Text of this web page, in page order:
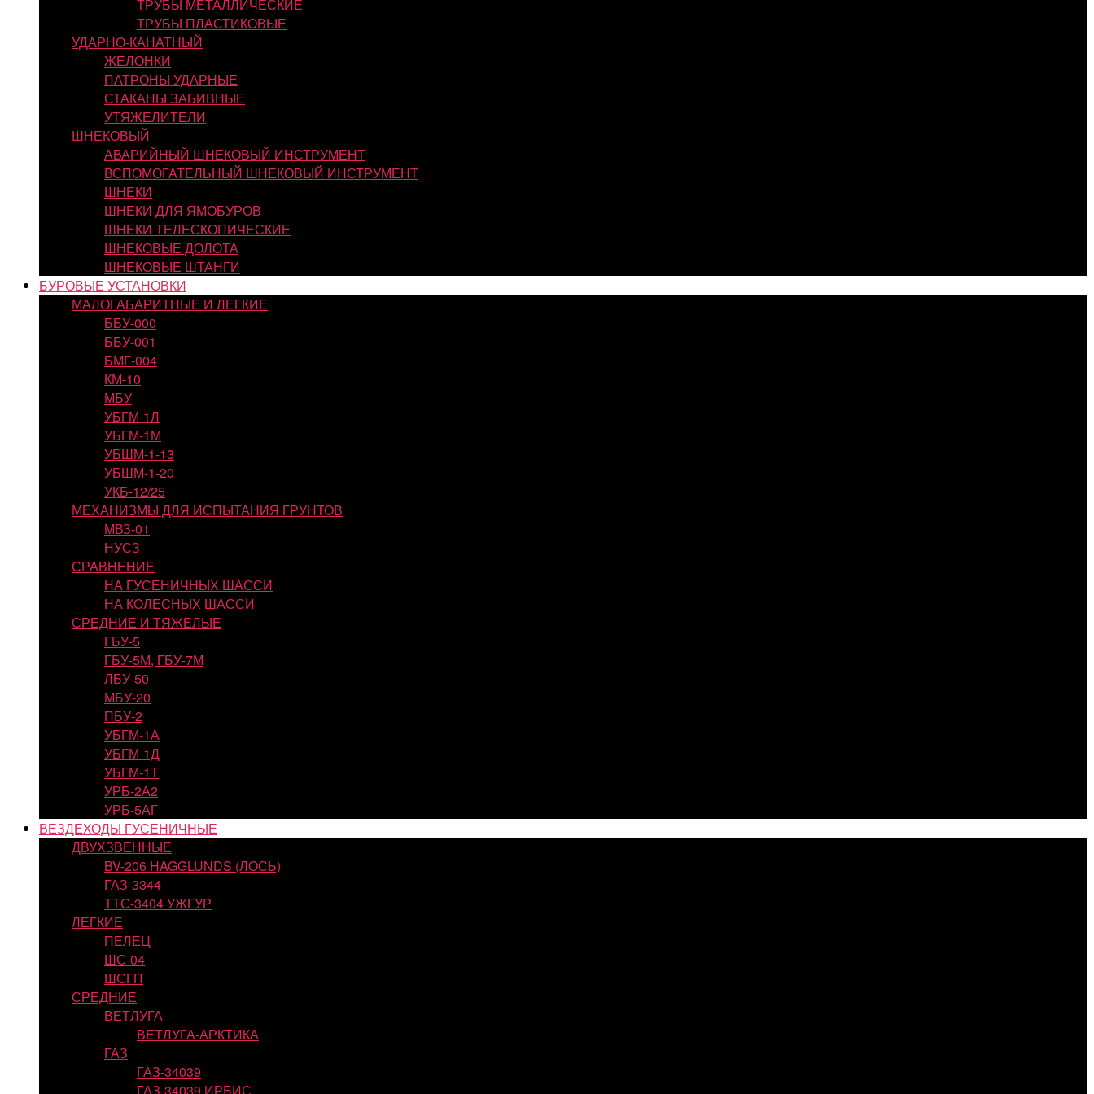
ТРУБЫ МЕТАЛЛИЧЕСКИЕ
ТРУБЫ ПЛАСТИКОВЫЕ
УДАРНО-КАНАТНЫЙ
ЖЕЛОНКИ
ПАТРОНЫ УДАРНЫЕ
СТАКАНЫ ЗАБИВНЫЕ
УТЯЖЕЛИТЕЛИ
ШНЕКОВЫЙ
АВАРИЙНЫЙ ШНЕКОВЫЙ ИНСТРУМЕНТ
ВСПОМОГАТЕЛЬНЫЙ ШНЕКОВЫЙ ИНСТРУМЕНТ
ШНЕКИ
ШНЕКИ ДЛЯ ЯМОБУРОВ
ШНЕКИ ТЕЛЕСКОПИЧЕСКИЕ
ШНЕКОВЫЕ ДОЛОТА
ШНЕКОВЫЕ ШТАНГИ
БУРОВЫЕ УСТАНОВКИ
МАЛОГАБАРИТНЫЕ И ЛЕГКИЕ
ББУ-000
ББУ-001
БМГ-004
КМ-10
МБУ
УБГМ-1Л
УБГМ-1М
УБШМ-1-13
УБШМ-1-20
УКБ-12/25
МЕХАНИЗМЫ ДЛЯ ИСПЫТАНИЯ ГРУНТОВ
МВЗ-01
НУСЗ
СРАВНЕНИЕ
НА ГУСЕНИЧНЫХ ШАССИ
НА КОЛЕСНЫХ ШАССИ
СРЕДНИЕ И ТЯЖЕЛЫЕ
ГБУ-5
ГБУ-5М, ГБУ-7М
ЛБУ-50
МБУ-20
ПБУ-2
УБГМ-1А
УБГМ-1Д
УБГМ-1Т
УРБ-2А2
УРБ-5АГ
ВЕЗДЕХОДЫ ГУСЕНИЧНЫЕ
ДВУХЗВЕННЫЕ
BV-206 HAGGLUNDS (ЛОСЬ)
ГАЗ-3344
ТТС-3404 УЖГУР
ЛЕГКИЕ
ПЕЛЕЦ
ШС-04
ШСГП
СРЕДНИЕ
ВЕТЛУГА
ВЕТЛУГА-АРКТИКА
ГАЗ
ГАЗ-34039